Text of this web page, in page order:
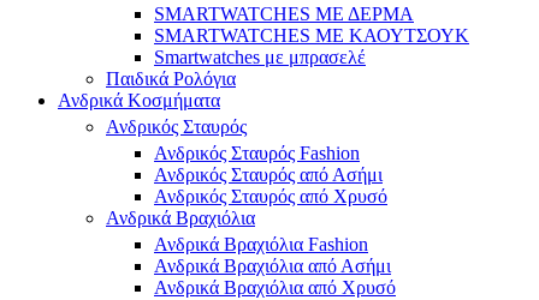
SMARTWATCHES ΜΕ ΔΕΡΜΑ
SMARTWATCHES ΜΕ ΚΑΟΥΤΣΟΥΚ
Smartwatches με μπρασελέ
Παιδικά Ρολόγια
Ανδρικά Κοσμήματα
Ανδρικός Σταυρός
Ανδρικός Σταυρός Fashion
Ανδρικός Σταυρός από Ασήμι
Ανδρικός Σταυρός από Χρυσό
Ανδρικά Βραχιόλια
Ανδρικά Βραχιόλια Fashion
Ανδρικά Βραχιόλια από Ασήμι
Ανδρικά Βραχιόλια από Χρυσό